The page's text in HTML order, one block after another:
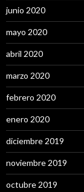
junio 2020
mayo 2020
abril 2020
marzo 2020
febrero 2020
enero 2020
diciembre 2019
noviembre 2019
octubre 2019